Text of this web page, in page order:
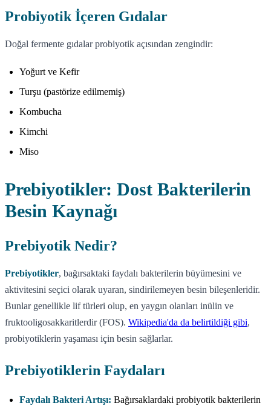
Probiyotik İçeren Gıdalar
Doğal fermente gıdalar probiyotik açısından zengindir:
Yoğurt ve Kefir
Turşu (pastörize edilmemiş)
Kombucha
Kimchi
Miso
Prebiyotikler: Dost Bakterilerin
Besin Kaynağı
Prebiyotik Nedir?
Prebiyotikler, bağırsaktaki faydalı bakterilerin büyümesini ve
aktivitesini seçici olarak uyaran, sindirilemeyen besin bileşenleridir.
Bunlar genellikle lif türleri olup, en yaygın olanları inülin ve
fruktooligosakkaritlerdir (FOS). Wikipedia'da da belirtildiği gibi,
probiyotiklerin yaşaması için besin sağlarlar.
Prebiyotiklerin Faydaları
Faydalı Bakteri Artışı: Bağırsaklardaki probiyotik bakterilerin